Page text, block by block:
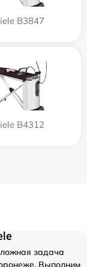
B3847
B4312
задача
Выполним